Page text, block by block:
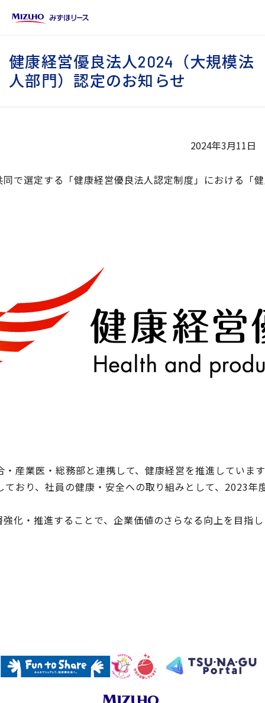
健康経営優良法人2024（大規模法
人部門）認定のお知らせ
2024年3月11日
選定する「健康経営優良法人認定制度」における「
産業医・総務部と連携して、健康経営を推進していま
り、社員の健康・安全への取り組みとして、2023
・推進することで、企業価値のさらなる向上を目指